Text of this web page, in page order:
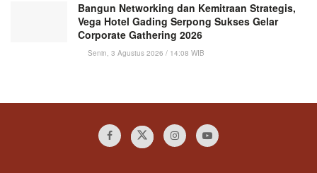
Bangun Networking dan Kemitraan Strategis,
Vega Hotel Gading Serpong Sukses Gelar
Corporate Gathering 2026
Senin, 3 Agustus 2026 / 14:08 WIB